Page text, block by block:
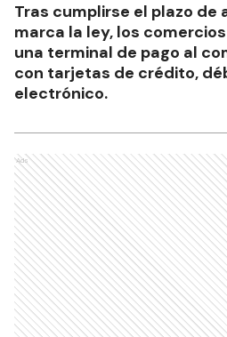
Tras cumplirse el plazo de
marca la ley, los
una terminal de pago al
con tarjetas de crédito,
electrónico.
Ads